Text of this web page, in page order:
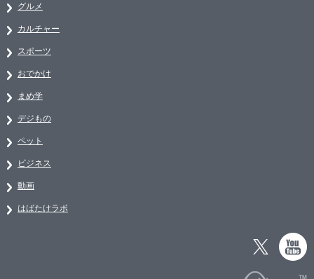
グルメ
カルチャー
スポーツ
おでかけ
まめ学
デジもの
ペット
ビジネス
動画
はばたけラボ